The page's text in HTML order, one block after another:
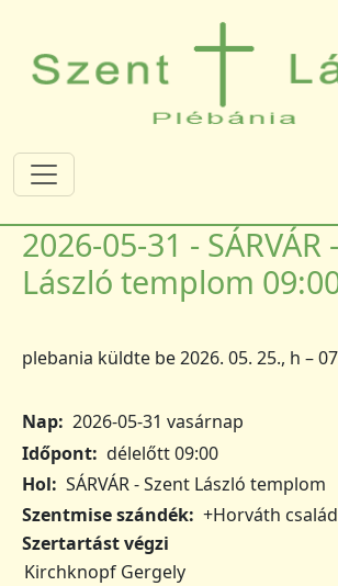
2026-05-31 - SÁRVÁR
László templom
plebania küldte be2026. 05. 25., h –
Nap 2026-05-31 vasárnap
Időpont délelőtt 09:00
Hol
SÁRVÁR - Szent László templom
Szentmise szándék +Horváth
Szertartást végzi
Kirchknopf Gergely